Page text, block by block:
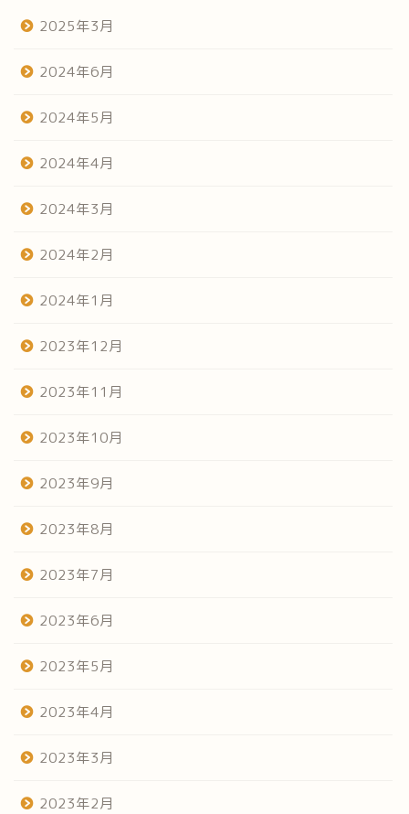
2025年3月
2024年6月
2024年5月
2024年4月
2024年3月
2024年2月
2024年1月
2023年12月
2023年11月
2023年10月
2023年9月
2023年8月
2023年7月
2023年6月
2023年5月
2023年4月
2023年3月
2023年2月